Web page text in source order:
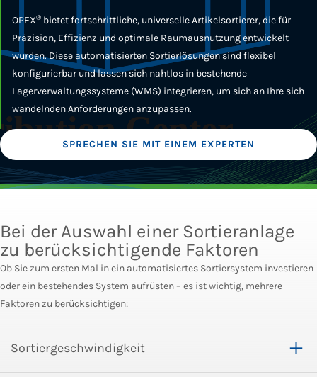
OPEX® bietet fortschrittliche, universelle Artikelsortierer, die für
Präzision, Effizienz und optimale Raumausnutzung entwickelt
wurden. Diese automatisierten Sortierlösungen sind flexibel
konfigurierbar und lassen sich nahtlos in bestehende
Lagerverwaltungssysteme (WMS) integrieren, um sich an Ihre sich
wandelnden Anforderungen anzupassen.
SPRECHEN SIE MIT EINEM EXPERTEN
Bei der Auswahl einer Sortieranlage
zu berücksichtigende Faktoren
Ob Sie zum ersten Mal in ein automatisiertes Sortiersystem investieren
oder ein bestehendes System aufrüsten – es ist wichtig, mehrere
Faktoren zu berücksichtigen:
Sortiergeschwindigkeit